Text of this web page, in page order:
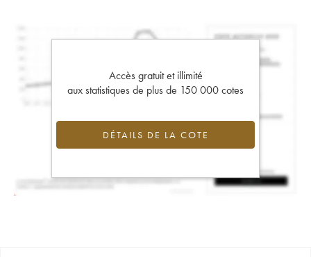
Accès gratuit et illimité
aux statistiques de plus de 150 000 cotes
DÉTAILS DE LA COTE